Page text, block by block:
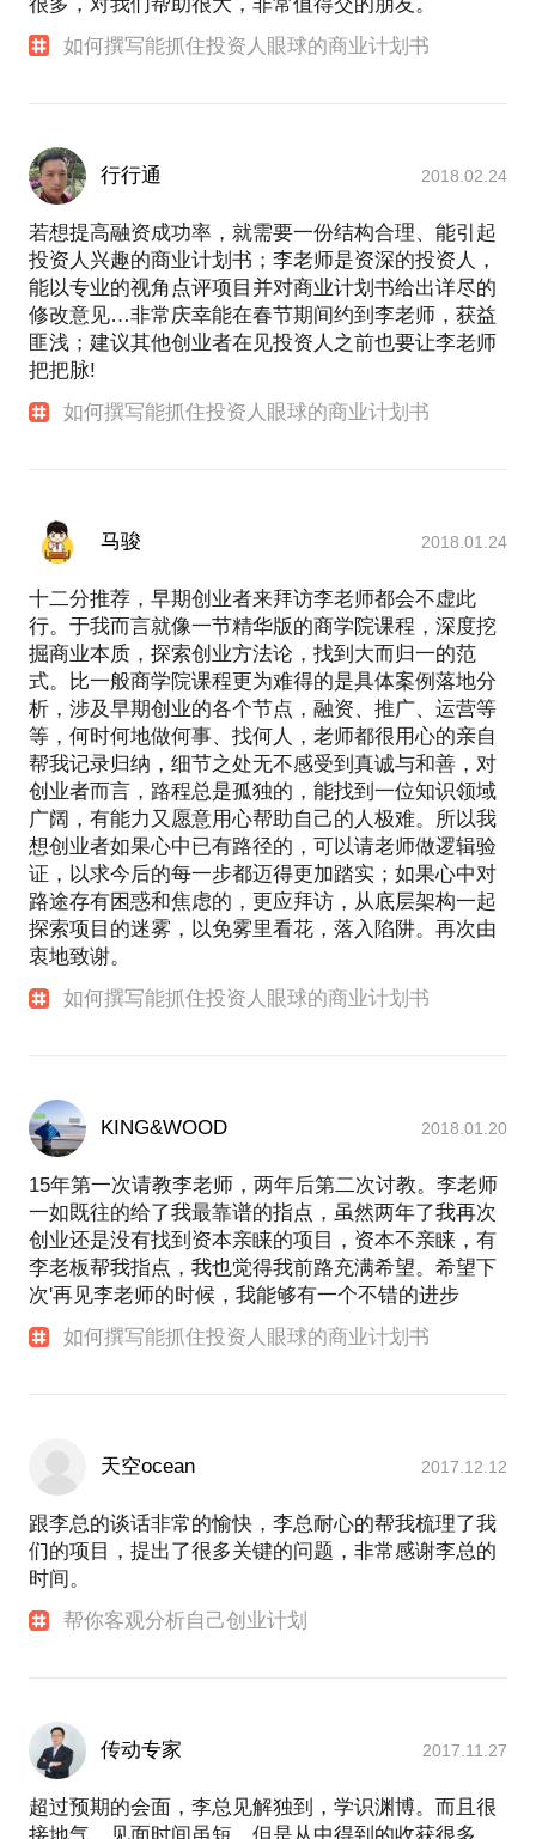
如何撰写能抓住投资人眼球的商业计划书
行行通 2018.02.24
若想提高融资成功率，就需要一份结构合理、能引起
投资人兴趣的商业计划书；李老师是资深的投资人，
能以专业的视角点评项目并对商业计划书给出详尽的
修改意见…非常庆幸能在春节期间约到李老师，获益
匪浅；建议其他创业者在见投资人之前也要让李老师
把把脉!
如何撰写能抓住投资人眼球的商业计划书
马骏 2018.01.24
十二分推荐，早期创业者来拜访李老师都会不虚此
行。于我而言就像一节精华版的商学院课程，深度挖
掘商业本质，探索创业方法论，找到大而归一的范
式。比一般商学院课程更为难得的是具体案例落地分
析，涉及早期创业的各个节点，融资、推广、运营等
等，何时何地做何事、找何人，老师都很用心的亲自
帮我记录归纳，细节之处无不感受到真诚与和善，对
创业者而言，路程总是孤独的，能找到一位知识领域
广阔，有能力又愿意用心帮助自己的人极难。所以我
想创业者如果心中已有路径的，可以请老师做逻辑验
证，以求今后的每一步都迈得更加踏实；如果心中对
路途存有困惑和焦虑的，更应拜访，从底层架构一起
探索项目的迷雾，以免雾里看花，落入陷阱。再次由
衷地致谢。
如何撰写能抓住投资人眼球的商业计划书
KING&WOOD 2018.01.20
15年第一次请教李老师，两年后第二次讨教。李老师
一如既往的给了我最靠谱的指点，虽然两年了我再次
创业还是没有找到资本亲睐的项目，资本不亲睐，有
李老板帮我指点，我也觉得我前路充满希望。希望下
次'再见李老师的时候，我能够有一个不错的进步
如何撰写能抓住投资人眼球的商业计划书
天空ocean 2017.12.12
跟李总的谈话非常的愉快，李总耐心的帮我梳理了我
们的项目，提出了很多关键的问题，非常感谢李总的
时间。
帮你客观分析自己创业计划
传动专家 2017.11.27
超过预期的会面，李总见解独到，学识渊博。而且很